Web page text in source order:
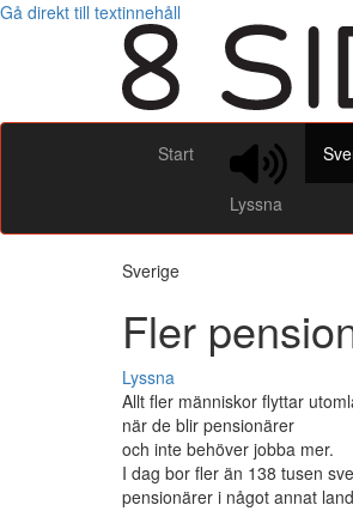
Gå direkt till textinnehåll
Start
Lyssna
Sverige
Fler
Lyssna
Allt fler människor flyttar
när de blir pensionärer
och inte behöver jobba mer.
I dag bor fler än 138 tusen
pensionärer i något annat